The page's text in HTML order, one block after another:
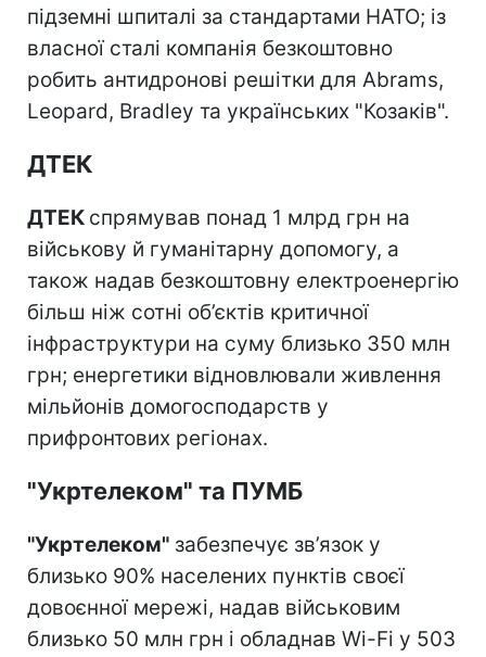
підземні шпиталі за стандартами НАТО; із
власної сталі компанія безкоштовно
робить антидронові решітки для Abrams,
Leopard, Bradley та українських "Козаків".
ДТЕК
ДТЕК спрямував понад 1 млрд грн на
військову й гуманітарну допомогу, а
також надав безкоштовну електроенергію
більш ніж сотні об’єктів критичної
інфраструктури на суму близько 350 млн
грн; енергетики відновлювали живлення
мільйонів домогосподарств у
прифронтових регіонах.
"Укртелеком" та ПУМБ
"Укртелеком" забезпечує зв’язок у
близько 90% населених пунктів своєї
довоєнної мережі, надав військовим
близько 50 млн грн і обладнав Wi-Fi у 503